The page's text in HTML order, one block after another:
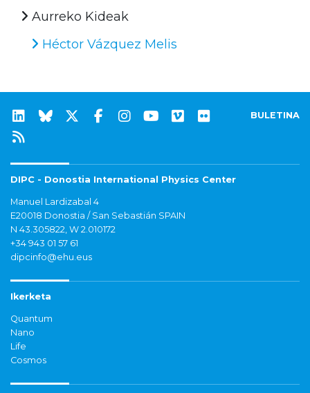
Aurreko Kideak
Héctor Vázquez Melis
BULETINA
DIPC - Donostia International Physics Center
Manuel Lardizabal 4
E20018 Donostia / San Sebastián SPAIN
N 43.305822, W 2.010172
+34 943 01 57 61
dipcinfo@ehu.eus
Ikerketa
Quantum
Nano
Life
Cosmos